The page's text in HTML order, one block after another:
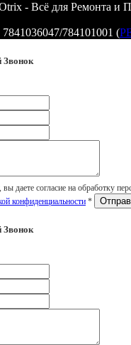
- Всё для Ремонта и
784101001 (
Звонок
даете согласие на обработку
конфиденциальности *
Звонок